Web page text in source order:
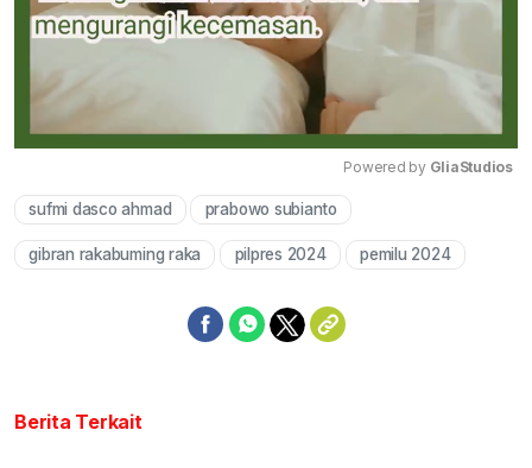
Powered by GliaStudios
sufmi dasco ahmad prabowo subianto
gibran rakabuming raka pilpres 2024 pemilu 2024
Berita Terkait